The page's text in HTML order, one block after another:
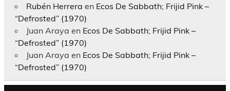
Rubén Herrera en Ecos De Sabbath; Frijid Pink –
“Defrosted” (1970)
Juan Araya en Ecos De Sabbath; Frijid Pink –
“Defrosted” (1970)
Juan Araya en Ecos De Sabbath; Frijid Pink –
“Defrosted” (1970)